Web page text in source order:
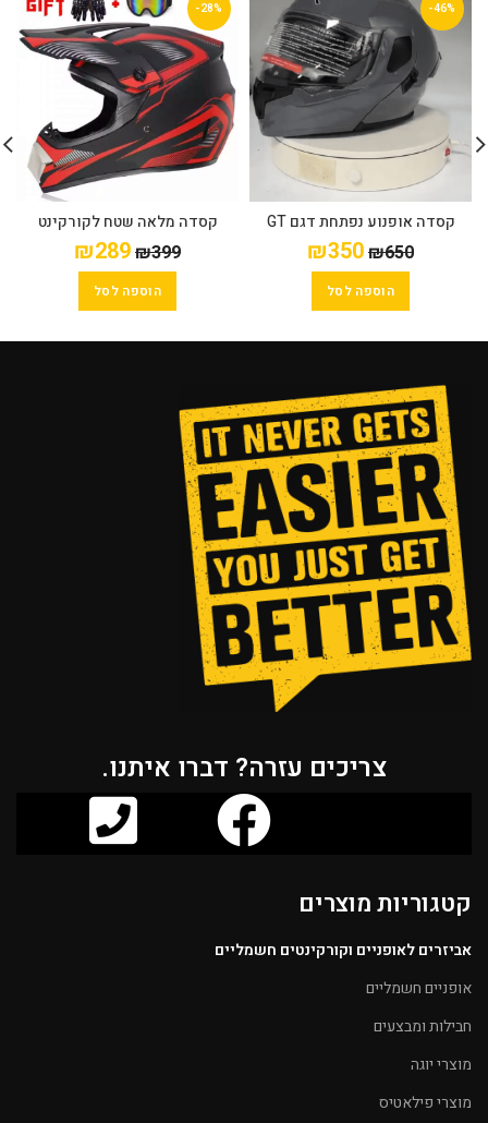
-46%
קסדה אופנוע נפתחת דגם GT
אפור בטון
₪650
₪350
הוספה לסל
-28%
קסדה מלאה שטח לקורקינט
ולאופניים (אדום,שחור)
₪399
₪289
הוספה לסל
צריכים עזרה? דברו איתנו.
קטגוריות מוצרים
אביזרים לאופניים וקורקינטים חשמליים
אופניים חשמליים
חבילות ומבצעים
מוצרי יוגה
מוצרי פילאטיס